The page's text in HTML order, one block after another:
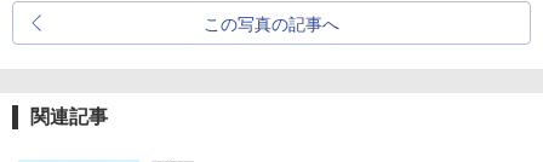
この写真の記事へ
関連記事